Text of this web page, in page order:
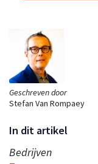
Geschreven door
Stefan Van Rompaey
In dit artikel
Bedrijven